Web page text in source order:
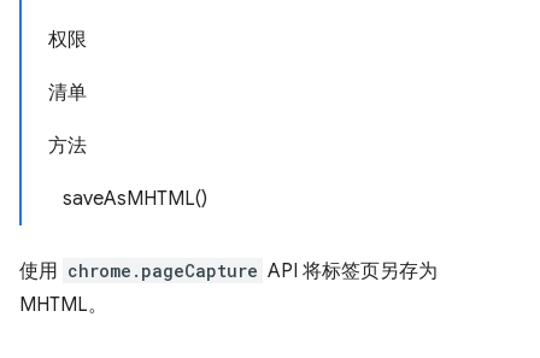
权限
清单
方法
saveAsMHTML()
使用 chrome.pageCapture API 将标签页另存为
MHTML。